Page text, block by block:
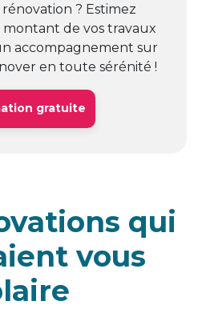
? Estimez
de vos travaux
accompagnement sur
en toute sérénité !
gratuite
qui
vous